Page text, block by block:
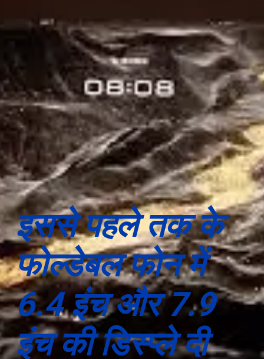
इससे पहले तक के
फोल्डेबल फोन में
6.4 इंच और 7.9
इंच की डिस्प्ले दी